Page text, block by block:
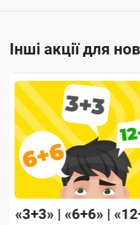
Інші акції для
«3+3» | «6+6» |